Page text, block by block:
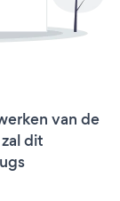
van de
dit